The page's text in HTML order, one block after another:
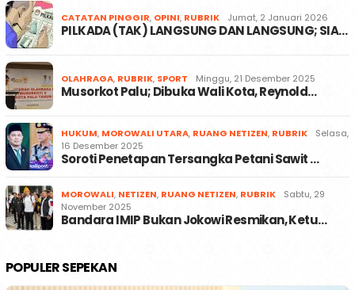
CATATAN PINGGIR, OPINI, RUBRIK Jumat, 2 Januari 2026
PILKADA (TAK) LANGSUNG DAN LANGSUNG; SIA…
OLAHRAGA, RUBRIK, SPORT Minggu, 21 Desember 2025
Musorkot Palu; Dibuka Wali Kota, Reynold…
HUKUM, MOROWALI UTARA, RUANG NETIZEN, RUBRIK
Selasa,
16 Desember 2025
Soroti Penetapan Tersangka Petani Sawit …
MOROWALI, NETIZEN, RUANG NETIZEN, RUBRIK
Sabtu, 29
November 2025
Bandara IMIP Bukan Jokowi Resmikan, Ketu…
POPULER SEPEKAN